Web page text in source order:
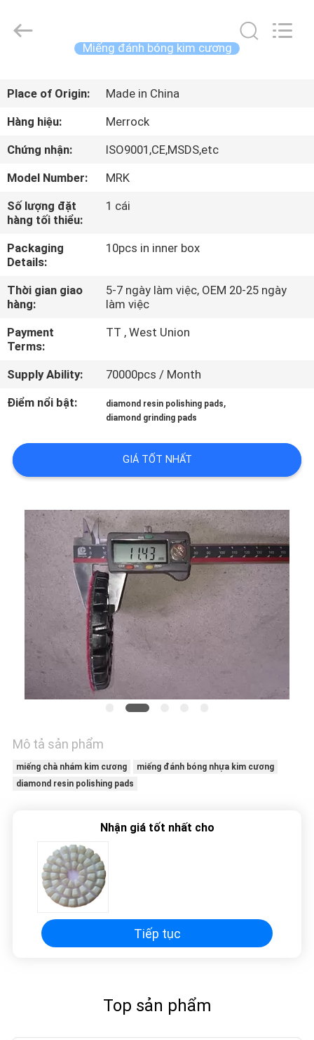
CHỦ
CÁC
SẢN
CHÚNG
TÔI
THAM
QUAN
NHÀ
MÁY
KIỂM
SOÁT
LƯỢNG
LIÊN
CHÚNG
TÔI
TIN
TỨC
SƠ
ĐỒ
TRANG
PRIVACY
POLICY
Dongguan
Merrock
Miếng đánh bóng kim cương
Place of Origin:
Made in China
Hàng hiệu:
Merrock
Chứng nhận:
ISO9001,CE,MSDS,etc
Model Number:
MRK
Số lượng đặt
hàng tối thiểu:
1 cái
Packaging
Details:
10pcs in inner box
Thời gian giao
hàng:
5-7 ngày làm việc, OEM 20-25 ngày
làm việc
Payment
Terms:
TT , West Union
Supply Ability:
70000pcs / Month
Điểm nổi bật:
diamond resin polishing pads,
diamond grinding pads
GIÁ TỐT NHẤT
Mô tả sản phẩm
miếng chà nhám kim cương
miếng đánh bóng nhựa kim cương
diamond resin polishing pads
Nhận giá tốt nhất cho
Tiếp tục
Top sản phẩm